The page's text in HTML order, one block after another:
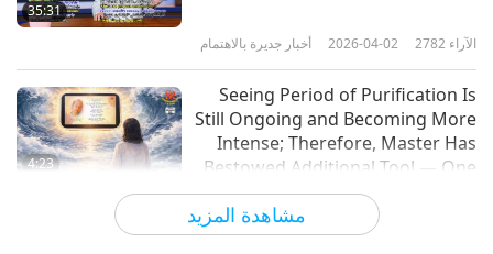
مشاهدة المزيد
35:31
أخبار جديرة بالاهتمام 2026-04-02 2782 الآراء
4:23
Seeing Period of Purification Is
Still Ongoing and Becoming More
Intense; Therefore, Master Has
Bestowed Additional Tool — One
That Carries Both Visual Image
and Sound of Master’s Most
Powerful Daily Prayer
أخبار جديرة بالاهتمام 2026-04-01